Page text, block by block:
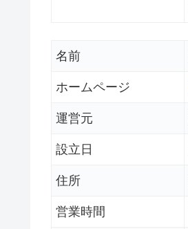
名前
ホームページ
運営元
設立日
住所
営業時間